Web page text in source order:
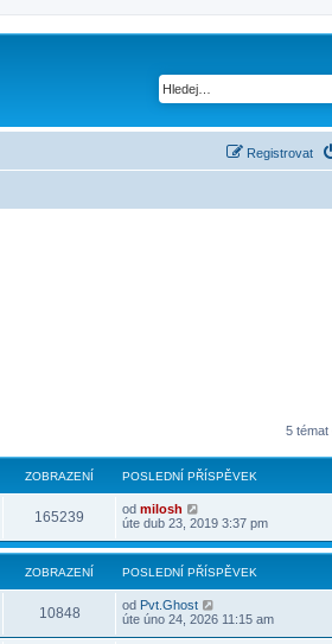
Registrovat
5 témat
ZOBRAZENÍ POSLEDNÍ PŘÍSPĚVEK
165239 od milosh
úte dub 23, 2019 3:37 pm
ZOBRAZENÍ POSLEDNÍ PŘÍSPĚVEK
10848 od Pvt.Ghost
úte úno 24, 2026 11:15 am